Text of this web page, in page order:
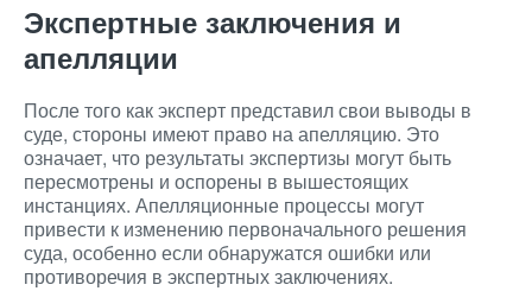
Экспертные заключения и
апелляции
После того как эксперт представил свои выводы в
суде, стороны имеют право на апелляцию. Это
означает, что результаты экспертизы могут быть
пересмотрены и оспорены в вышестоящих
инстанциях. Апелляционные процессы могут
привести к изменению первоначального решения
суда, особенно если обнаружатся ошибки или
противоречия в экспертных заключениях.